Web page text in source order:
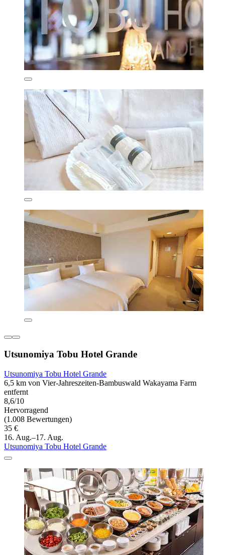
Utsunomiya Tobu Hotel Grande
Utsunomiya Tobu Hotel Grande
6,5 km von Vier-Jahreszeiten-Bambuswald Wakayama Farm
entfernt
8,6/10
Hervorragend
(1.008 Bewertungen)
35 €
16. Aug.–17. Aug.
Utsunomiya Tobu Hotel Grande